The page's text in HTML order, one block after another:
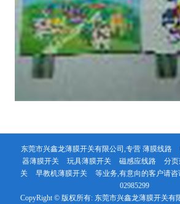
东莞市兴鑫龙薄膜开关有限公司,专营 薄膜线路
器薄膜开关
玩具薄膜开关 磁感应线路 分
关
早教机薄膜开关 等业务,有意向的客户请咨
02985299
CopyRight © 版权所有: 东莞市兴鑫龙薄膜开关有